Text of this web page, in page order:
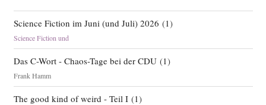
Science Fiction im Juni (und Juli) 2026 (1)
Science Fiction und
Das C-Wort - Chaos-Tage bei der CDU(1)
Frank Hamm
The good kind of weird - Teil I(1)